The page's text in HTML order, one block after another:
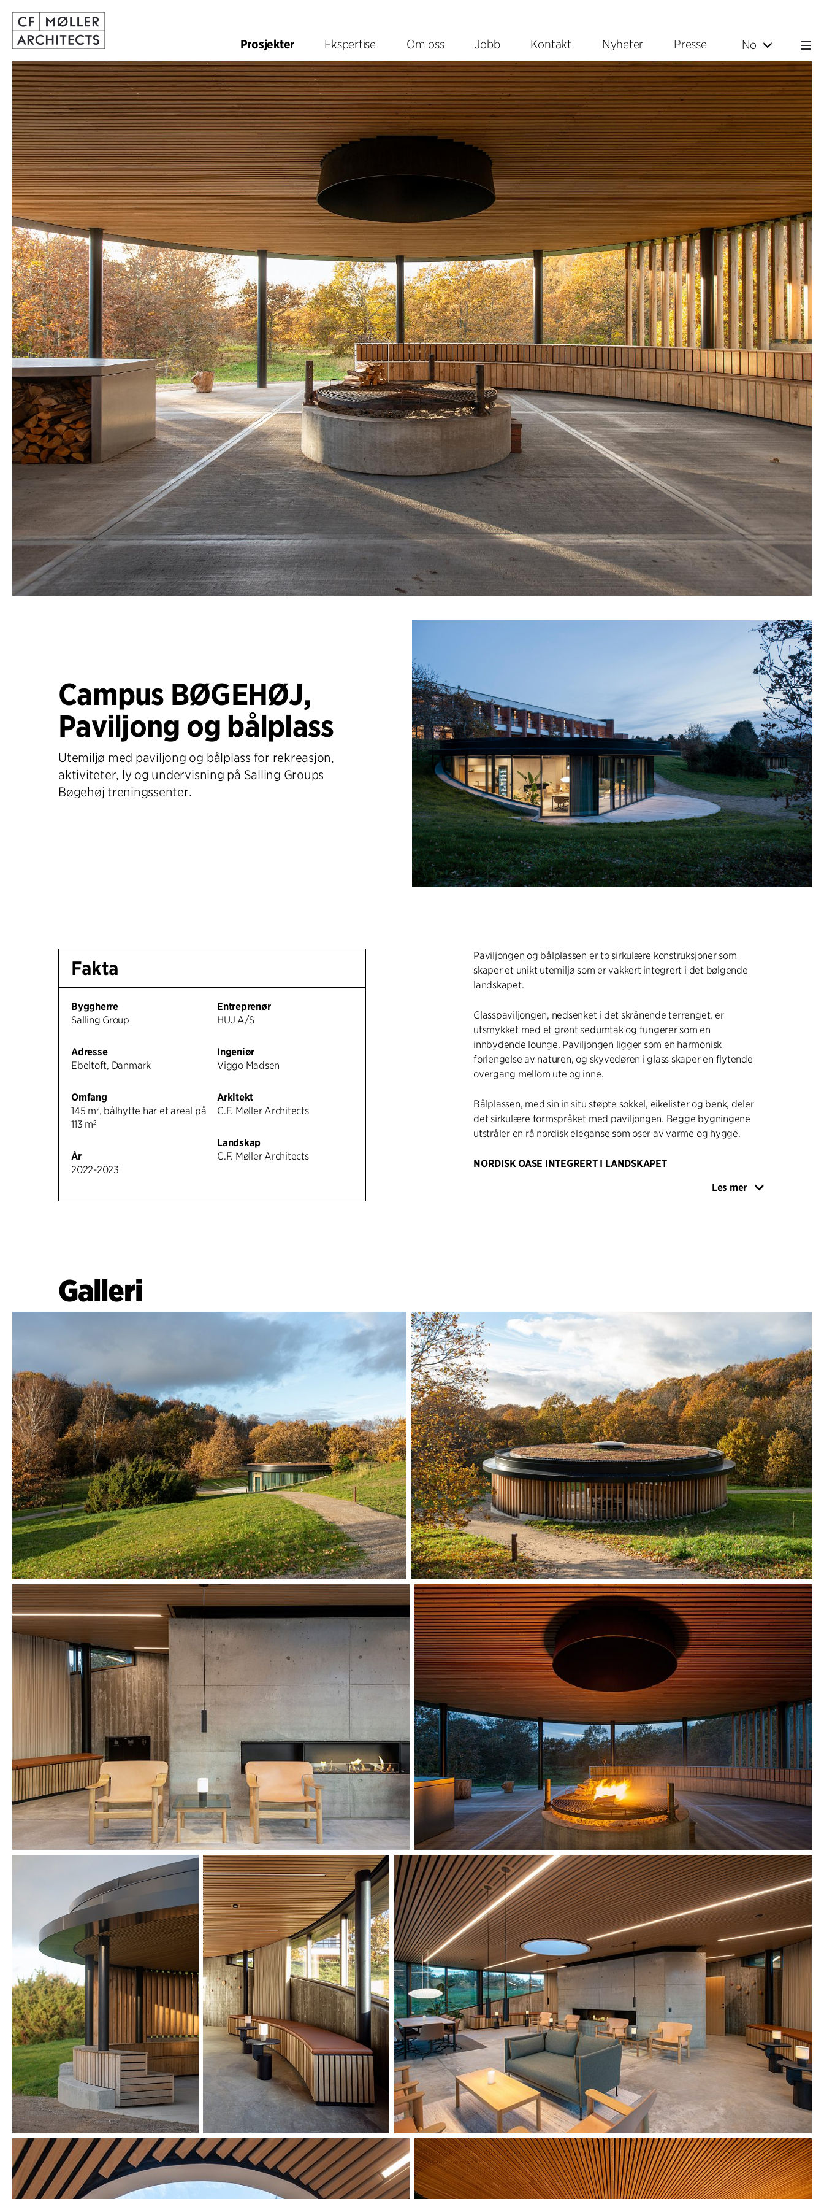
Prosjekter Ekspertise Om oss Jobb Kontakt Nyheter Presse No
Campus BØGEHØJ,
Paviljong og bålplass
Utemiljø med paviljong og bålplass for rekreasjon,
aktiviteter, ly og undervisning på Salling Groups
Bøgehøj treningssenter.
Fakta
Byggherre
Salling Group
Adresse
Ebeltoft, Danmark
Omfang
145 m², bålhytte har et areal på
113 m²
År
2022-2023
Entreprenør
HUJ A/S
Ingeniør
Viggo Madsen
Arkitekt
C.F. Møller Architects
Landskap
C.F. Møller Architects
Paviljongen og bålplassen er to sirkulære konstruksjoner som
skaper et unikt utemiljø som er vakkert integrert i det bølgende
landskapet.
Glasspaviljongen, nedsenket i det skrånende terrenget, er
utsmykket med et grønt sedumtak og fungerer som en
innbydende lounge. Paviljongen ligger som en harmonisk
forlengelse av naturen, og skyvedøren i glass skaper en flytende
overgang mellom ute og inne.
Bålplassen, med sin in situ støpte sokkel, eikelister og benk, deler
det sirkulære formspråket med paviljongen. Begge bygningene
utstråler en rå nordisk eleganse som oser av varme og hygge.
NORDISK OASE INTEGRERT I LANDSKAPET
vegger kledd med taktile eikelister. Peis og C.F. Møller Architects'
Yoyo-armaturer fullfører rommet og inviterer gjestene inn i en
varm, nordisk oase.
Paviljongen og bålstedet er et strukturelt tilskudd til Salling Group
Course Centre, og kombinerer funksjonalitet med estetikk i en
tidløs lounge og et tidløst utemiljø.
Les mer
Galleri